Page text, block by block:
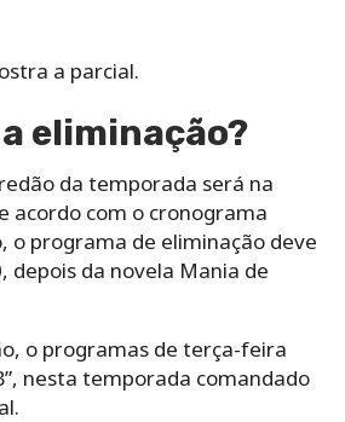
a parcial.
eliminação?
da temporada será na
acordo com o cronograma
o programa de eliminação deve
depois da novela Mania de
o programas de terça-feira
nesta temporada comandado